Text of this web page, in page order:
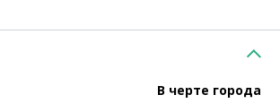
В черте города